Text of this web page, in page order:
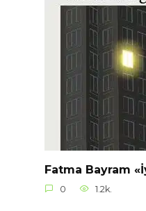
Fatma Bayram
0 1.2k.